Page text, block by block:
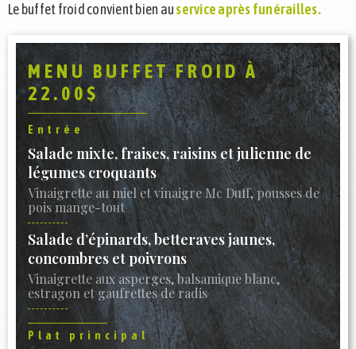
Le buffet froid convient bien auservice après funérailles.
MENU BUFFET FROID À
22.00$
Entrée
Salade mixte, fraises, raisins et julienne de
légumes croquants
Vinaigrette au miel et vinaigre Mc Duff, pousses de
pois mange-tout
Salade d’épinards, betteraves jaunes,
concombres et poivrons
Vinaigrette aux asperges, balsamique blanc,
estragon et gaufrettes de radis
Plat principal